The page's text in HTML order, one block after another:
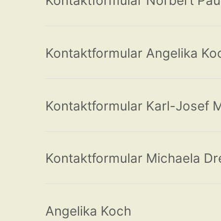
Kontaktformular Angelika
Kontaktformular Karl-Josef
Kontaktformular Michaela
Angelika Koch